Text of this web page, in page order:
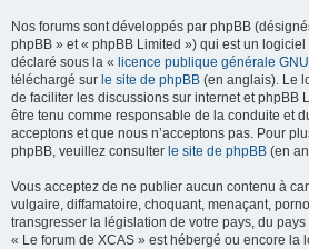
Nos forums sont développés par phpBB
phpBB » et « phpBB Limited ») qui est un
déclaré sous la « licence publique générale
téléchargé sur le site de phpBB (en anglais). Le
de faciliter les discussions sur internet et phpBB
être tenu comme responsable de la conduite et
acceptons et que nous n’acceptons pas. Pour
phpBB, veuillez consulter le site de phpBB (en
Vous acceptez de ne publier aucun contenu à
vulgaire, diffamatoire, choquant, menaçant,
transgresser la législation de votre pays, du
« Le forum de XCAS » est hébergé ou encore la